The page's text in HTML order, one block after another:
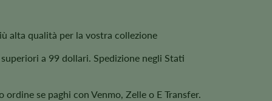
alta qualità per la vostra collezione
a 99 dollari. Spedizione negli Stati
se paghi con Venmo, Zelle o E Transfer.